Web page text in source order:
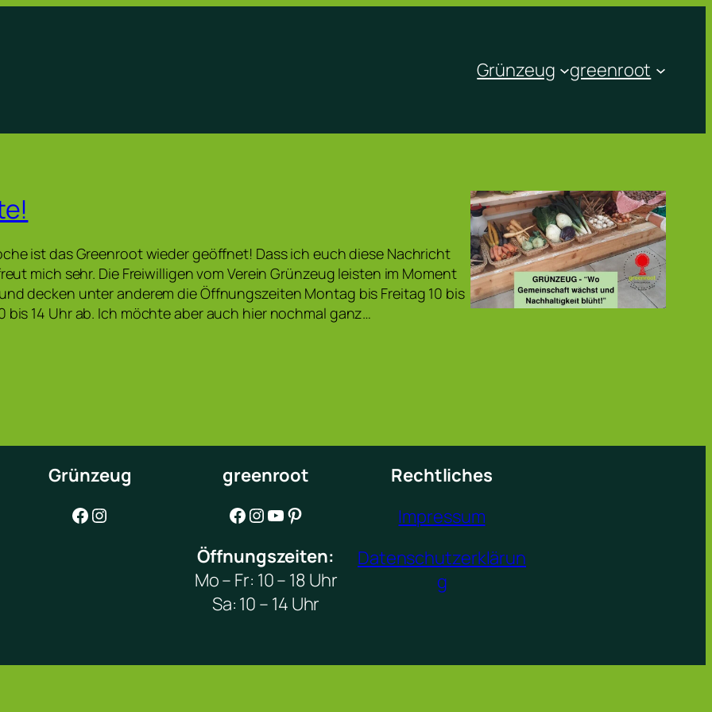
Grünzeug greenroot
ist das Greenroot wieder geöffnet! Dass ich euch diese Nachricht
mich sehr. Die Freiwilligen vom Verein Grünzeug leisten im Moment
decken unter anderem die Öffnungszeiten Montag bis Freitag 10 bis
bis 14 Uhr ab. Ich möchte aber auch hier nochmal ganz…
Grünzeug
Facebook Instagram
greenroot
Facebook Instagram YouTube Pinterest
Öffnungszeiten:
Mo – Fr: 10 – 18 Uhr
Sa: 10 – 14 Uhr
Rechtliches
Impressum
Datenschutzerklärun
g